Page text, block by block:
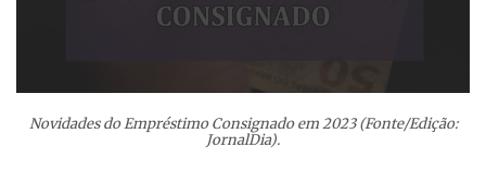
Novidades do Empréstimo Consignado em 2023 (Fonte/Edição:
JornalDia).